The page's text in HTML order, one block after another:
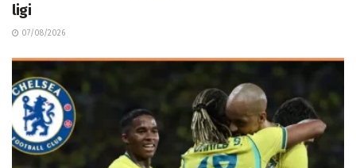
ligi
07/08/2026